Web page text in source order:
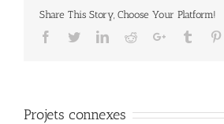
Share This Story, Choose Your Platform!
Facebook
TwitterLinkedIn
RedditGoogle+Tumblr
Projets connexes